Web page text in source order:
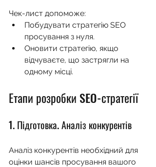
Чек-лист допоможе:
Побудувати стратегію SEO
просування з нуля.
Оновити стратегію, якщо
відчуваєте, що застрягли на
одному місці.
Етапи розробки SEO-стратегії
1. Підготовка. Аналіз конкурентів
Аналіз конкурентів необхідний для
оцінки шансів просування вашого